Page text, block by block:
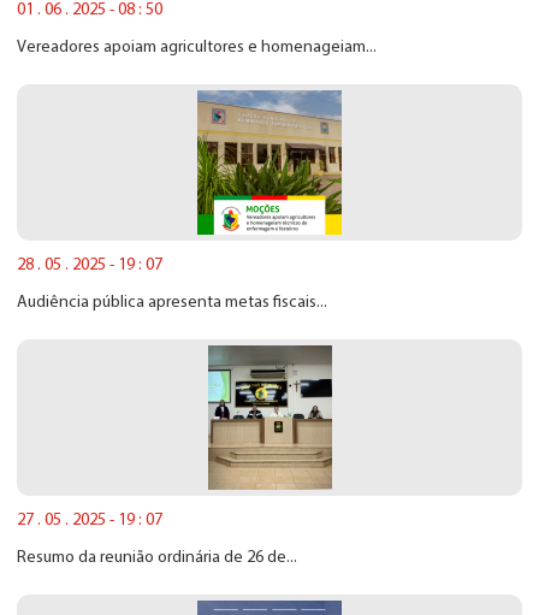
01 . 06 . 2025 - 08 : 50
Vereadores apoiam agricultores e homenageiam...
28 . 05 . 2025 - 19 : 07
Audiência pública apresenta metas fiscais...
27 . 05 . 2025 - 19 : 07
Resumo da reunião ordinária de 26 de...